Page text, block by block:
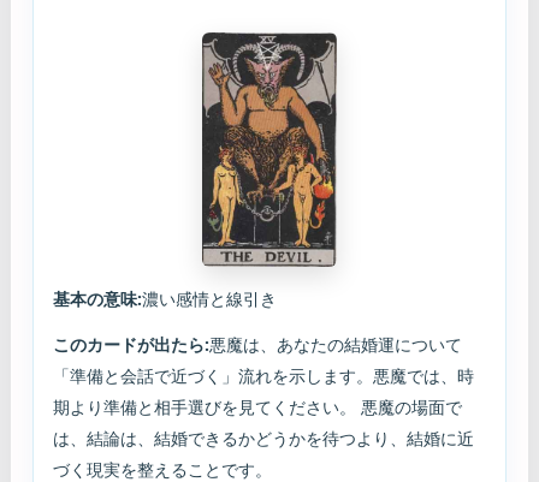
基本の意味:濃い感情と線引き
このカードが出たら:悪魔は、あなたの結婚運について
「準備と会話で近づく」流れを示します。悪魔では、時
期より準備と相手選びを見てください。 悪魔の場面で
は、結論は、結婚できるかどうかを待つより、結婚に近
づく現実を整えることです。